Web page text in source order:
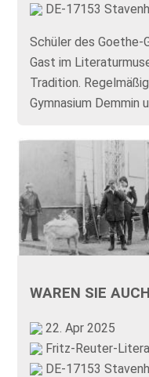
DE-17153
Schüler des Goethe-
Gast im
Tradition.
Gymnasium Demmin
WAREN SIE
22. Apr 2025
Fritz-Reuter-
DE-17153